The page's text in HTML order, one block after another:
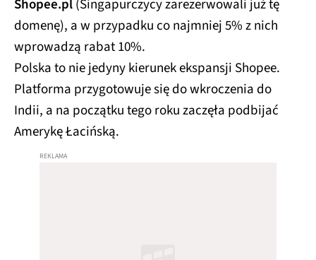
Shopee.pl(Singapurczycy zarezerwowali już tę
domenę), a w przypadku co najmniej 5% z nich
wprowadzą rabat 10%.
Polska to nie jedyny kierunek ekspansji Shopee.
Platforma przygotowuje się do wkroczenia do
Indii, a na początku tego roku zaczęła podbijać
Amerykę Łacińską.